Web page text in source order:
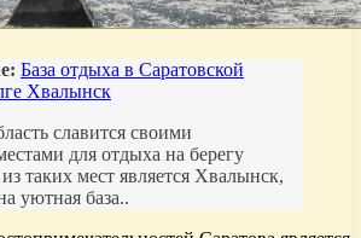
База отдыха в Саратовской
Хвалынск
славится своими
для отдыха на берегу
таких мест является Хвалынск,
уютная база..